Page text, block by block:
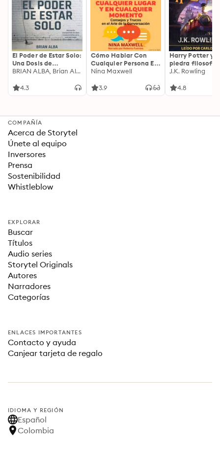
El Poder de Estar Solo:
Una Dosis de
Motivación
Ideas Revolucionarias
BRIAN ALBA, Brian Alba
4.3
Cómo Hablar Con
Cualquier Persona En
Cualquier Lugar Y En
Nina Maxwell
3.9
Harry Potter y
piedra filosofal
J.K. Rowling
4.8
COMPAÑÍA
Acerca de Storytel
Únete al equipo
Inversores
Prensa
Sostenibilidad
Whistleblow
EXPLORAR
Buscar
Títulos
Audio series
Storytel Originals
Autores
Narradores
Categorías
ENLACES IMPORTANTES
Contacto y ayuda
Canjear tarjeta de regalo
IDIOMA Y REGIÓN
Español
Colombia